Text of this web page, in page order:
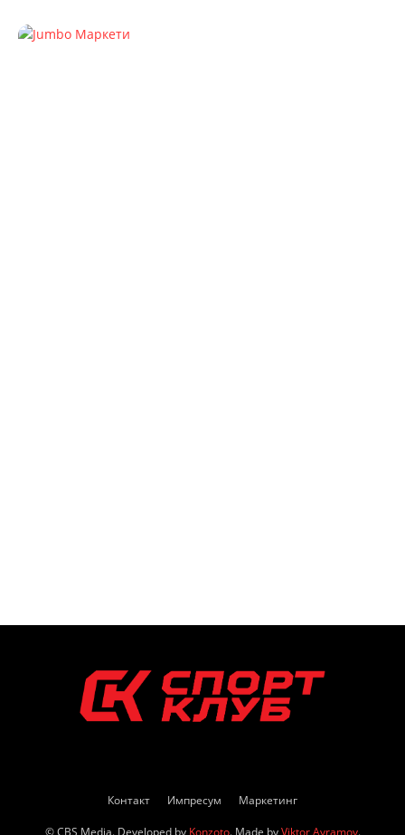
Контакт Импресум Маркетинг